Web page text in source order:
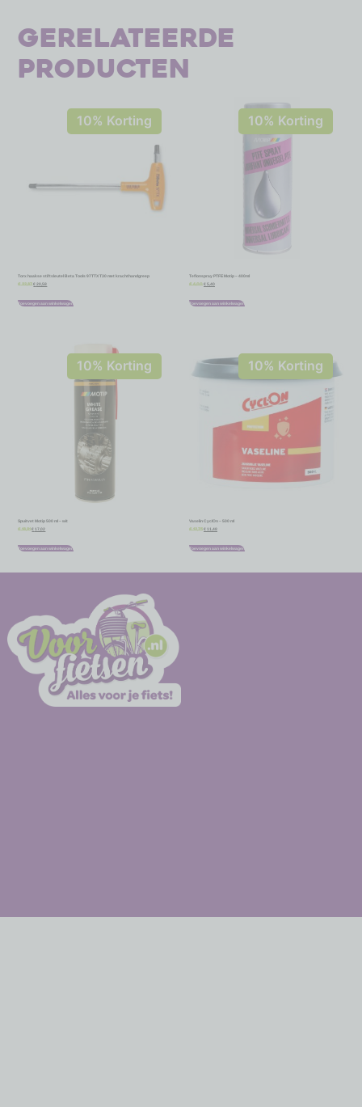
Gerelateerde
producten
10% Korting
Torx haakse stiftsleutel Beta Tools 97TTX T30 met krachthandgreep
€22,87 € 20,58
Toevoegen aan winkelwagen
10% Korting
Teflonspray PTFE Motip – 400ml
€ 6,00 € 5,40
Toevoegen aan winkelwagen
10% Korting
Spuitvet Motip 500 ml – wit
€18,91 € 17,02
Toevoegen aan winkelwagen
10% Korting
Vaselin CyclOn – 500 ml
€ 12,75 € 11,48
Toevoegen aan winkelwagen